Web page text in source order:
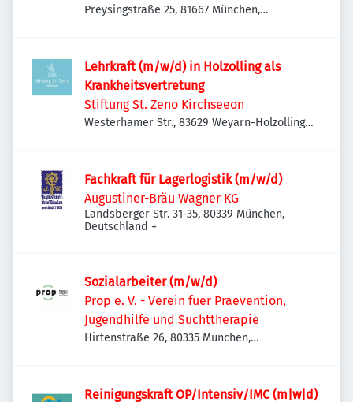
Preysingstraße 25, 81667 München,
Lehrkraft (m/w/d) in Holzolling als
Krankheitsvertretung
Stiftung St. Zeno Kirchseeon
Westerhamer Str., 83629 Weyarn-Holzolling,
Fachkraft für Lagerlogistik (m/w/d)
Augustiner-Bräu Wagner KG
Landsberger Str. 31-35, 80339 München,
Deutschland +
Sozialarbeiter (m/w/d)
Prop e. V. - Verein fuer Praevention,
Jugendhilfe und Suchttherapie
Hirtenstraße 26, 80335 München,
Reinigungskraft OP/Intensiv/IMC (m|w|d)